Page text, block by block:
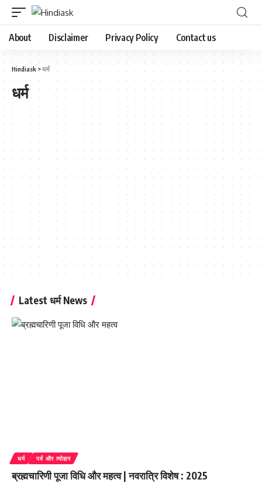
About Disclaimer Privacy Policy Contact us
Hindiask >धर्म
धर्म
Latest धर्म News
धर्म पर्व और त्योहार
ब्रह्मचारिणी पूजा विधि और महत्व | नवरात्रि विशेष : 2025